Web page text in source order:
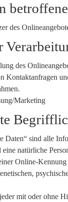
des
des
Kontaktanfragen
Marketing
Daten“ sind alle
natürliche
Online-
mit oder ohne